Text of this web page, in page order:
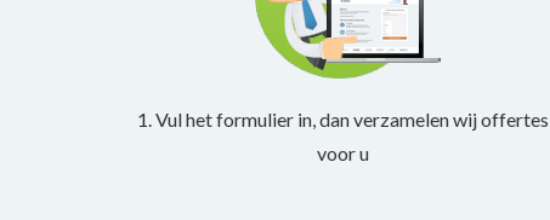
1. Vul het formulier in, dan verzamelen wij offertes
voor u